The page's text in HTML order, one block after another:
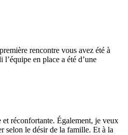
rencontre vous avez été à
en place a été d’une
réconfortante. Également, je veux
selon le désir de la famille. Et à la